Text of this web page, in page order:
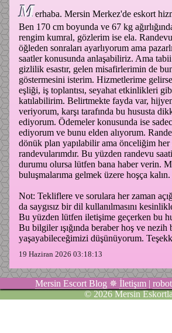
Merhaba. Mersin Merkez'de eskort
Ben 170 cm boyunda ve 67 kg
rengim kumral, gözlerim ise ela.
öğleden sonraları ayarlıyorum ama
saatler konusunda anlaşabiliriz. Ama
gizlilik esastır, gelen misafirlerimin de
göstermesini isterim. Hizmetlerime
eşliği, iş toplantısı, seyahat etkinlikleri
katılabilirim. Belirtmekte fayda var,
veriyorum, karşı tarafında bu hususta
ediyorum. Ödemeler konusunda ise
ediyorum ve bunu elden alıyorum.
dönük plan yapılabilir ama önceliğim her
randevularımdır. Bu yüzden randevu
durumu olursa lütfen bana haber verin.
buluşmalarıma gelmek üzere hoşça kalın.
Not: Tekliflere ve sorulara her zaman
da saygısız bir dil kullanılmasını
Bu yüzden lütfen iletişime geçerken bu
Bu bilgiler ışığında beraber hoş ve nezih
yaşayabileceğimizi düşünüyorum.
19 Haziran 2026 03:18:13
Mersin Escort Blog ✵ İletişım |
©2026 Mersin